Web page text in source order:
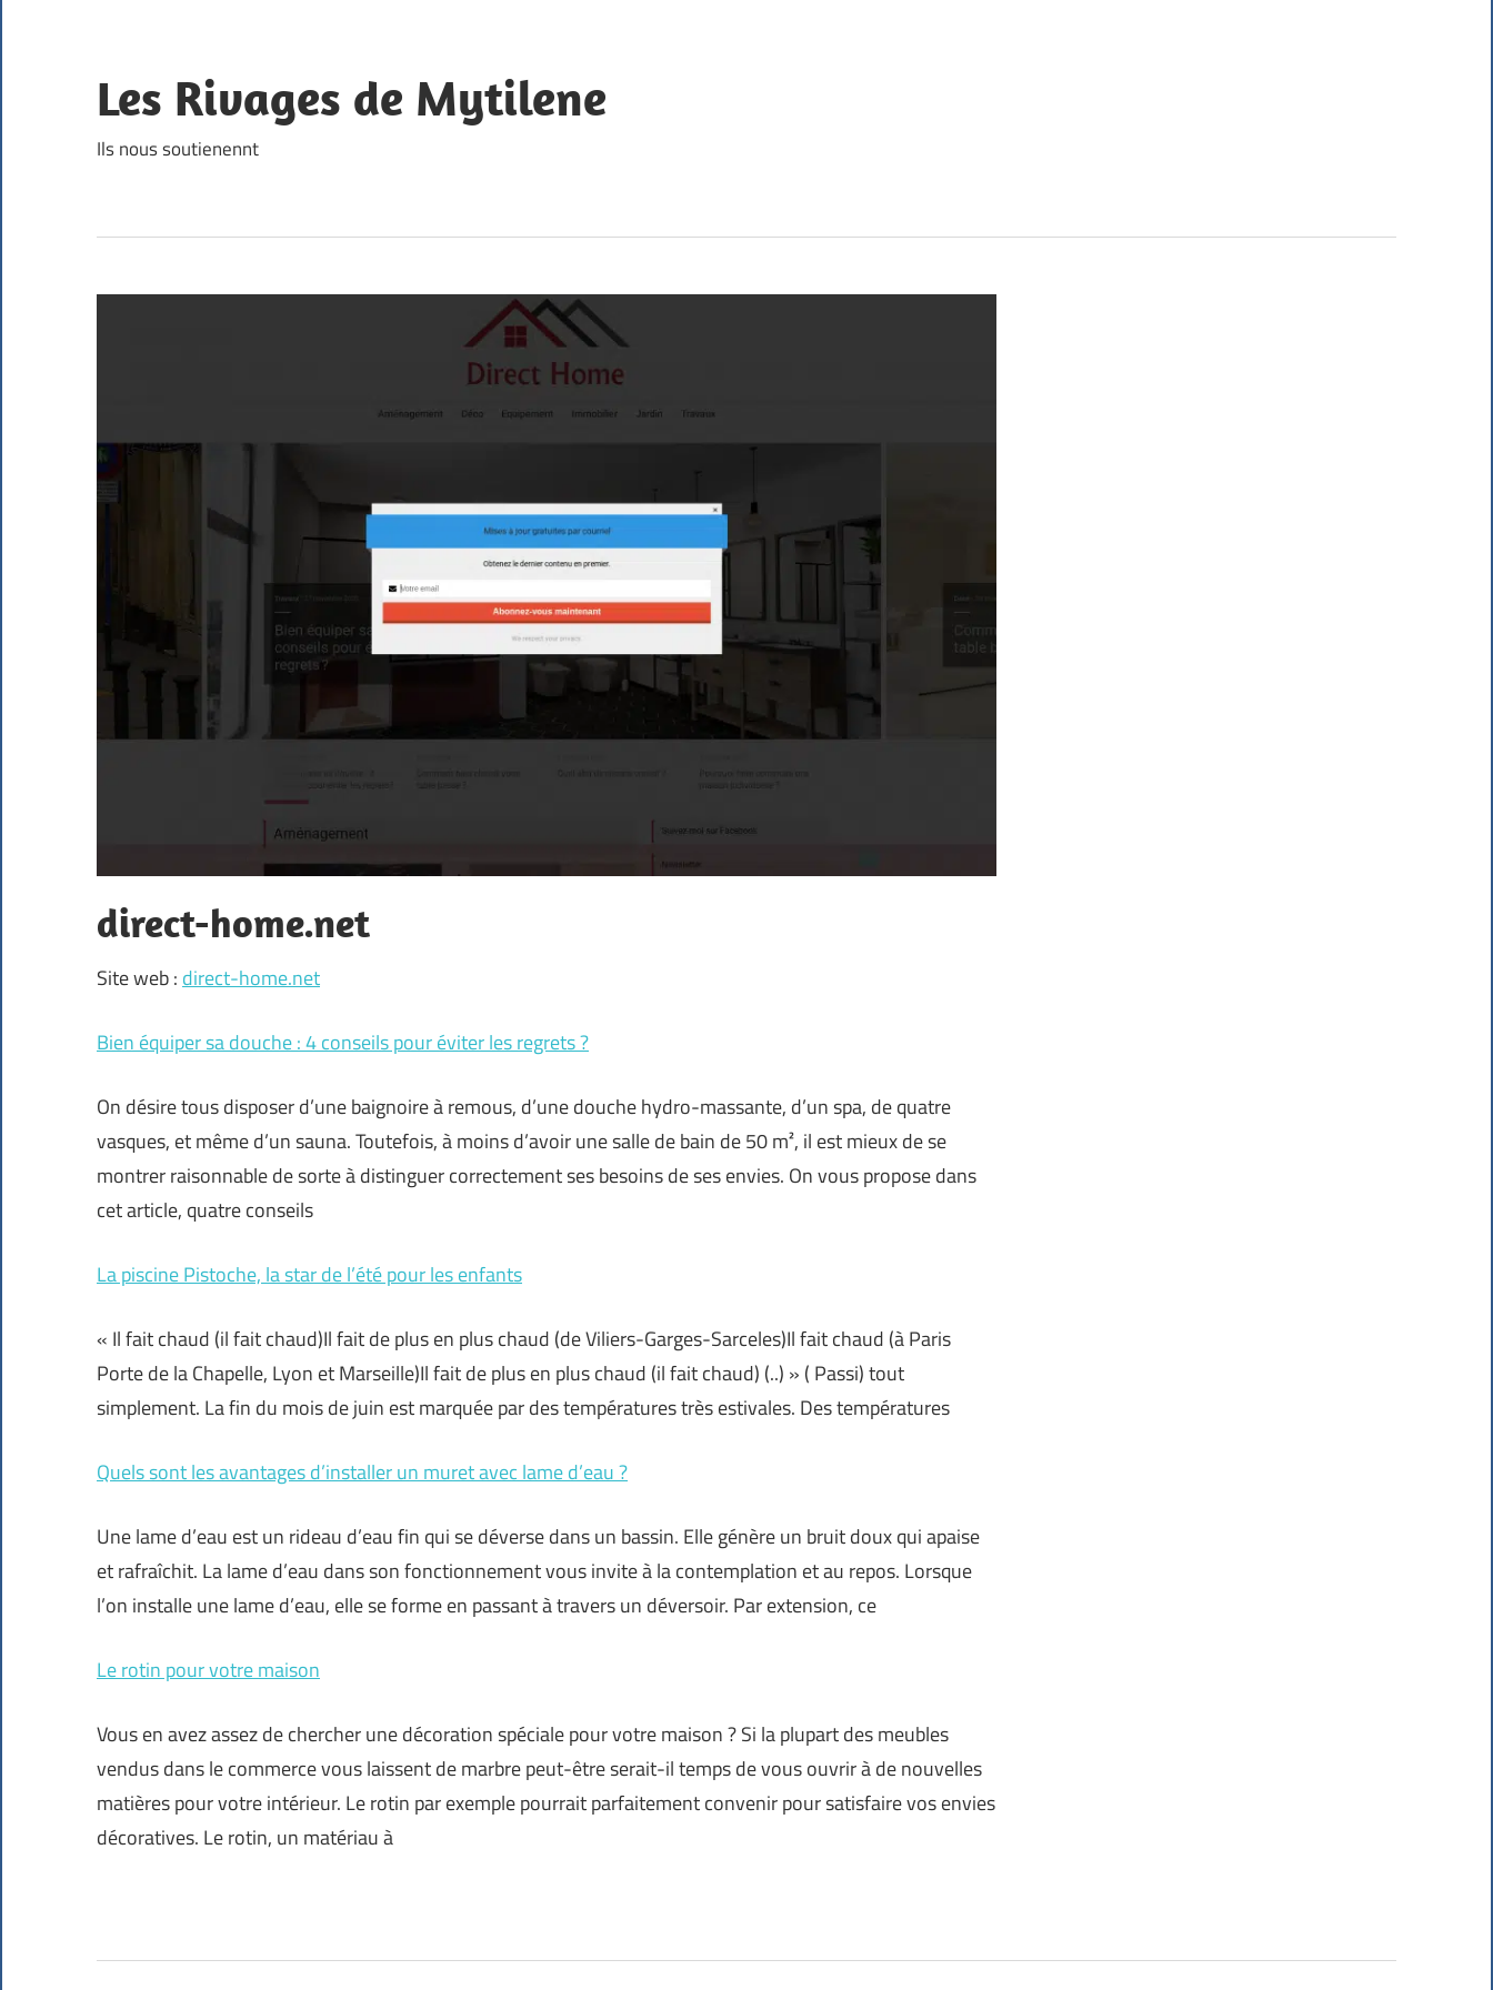
content
Les Rivages de Mytilene
Ils nous soutienennt
direct-home.net
Site web : direct-home.net
Bien équiper sa douche : 4 conseils pour éviter les regrets ?
On désire tous disposer d’une baignoire à remous, d’une douche hydro-massante, d’un spa, de quatre
vasques, et même d’un sauna. Toutefois, à moins d’avoir une salle de bain de 50 m², il est mieux de se
montrer raisonnable de sorte à distinguer correctement ses besoins de ses envies. On vous propose dans
cet article, quatre conseils
La piscine Pistoche, la star de l’été pour les enfants
« Il fait chaud (il fait chaud)Il fait de plus en plus chaud (de Viliers-Garges-Sarceles)Il fait chaud (à Paris
Porte de la Chapelle, Lyon et Marseille)Il fait de plus en plus chaud (il fait chaud) (..) » ( Passi) tout
simplement. La fin du mois de juin est marquée par des températures très estivales. Des températures
Quels sont les avantages d’installer un muret avec lame d’eau ?
Une lame d’eau est un rideau d’eau fin qui se déverse dans un bassin. Elle génère un bruit doux qui apaise
et rafraîchit. La lame d’eau dans son fonctionnement vous invite à la contemplation et au repos. Lorsque
l’on installe une lame d’eau, elle se forme en passant à travers un déversoir. Par extension, ce
Le rotin pour votre maison
Vous en avez assez de chercher une décoration spéciale pour votre maison ? Si la plupart des meubles
vendus dans le commerce vous laissent de marbre peut-être serait-il temps de vous ouvrir à de nouvelles
matières pour votre intérieur. Le rotin par exemple pourrait parfaitement convenir pour satisfaire vos envies
décoratives. Le rotin, un matériau à